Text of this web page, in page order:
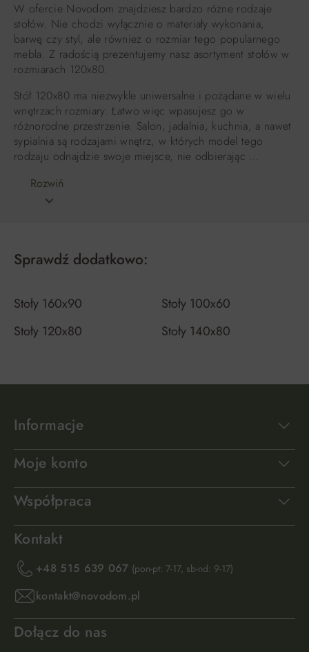
W ofercie Novodom znajdziesz bardzo różne rodzaje
stołów. Nie chodzi wyłącznie o materiały wykonania,
barwę czy styl, ale również o rozmiar tego popularnego
mebla. Z radością prezentujemy nasz asortyment stołów w
rozmiarach 120x80.
Stół 120x80 ma niezwykle uniwersalne i pożądane w wielu
wnętrzach rozmiary. Łatwo więc wpasujesz go w
różnorodne przestrzenie. Salon, jadalnia, kuchnia, a nawet
sypialnia są rodzajami wnętrz, w których model tego
rodzaju odnajdzie swoje miejsce, nie odbierając …
Rozwiń
Sprawdź dodatkowo:
Stoły 160x90
Stoły 100x60
Stoły 120x80
Stoły 140x80
Informacje
Moje konto
Współpraca
Kontakt
+48 515 639 067 (pon-pt: 7-17, sb-nd: 9-17)
kontakt@novodom.pl
Dołącz do nas